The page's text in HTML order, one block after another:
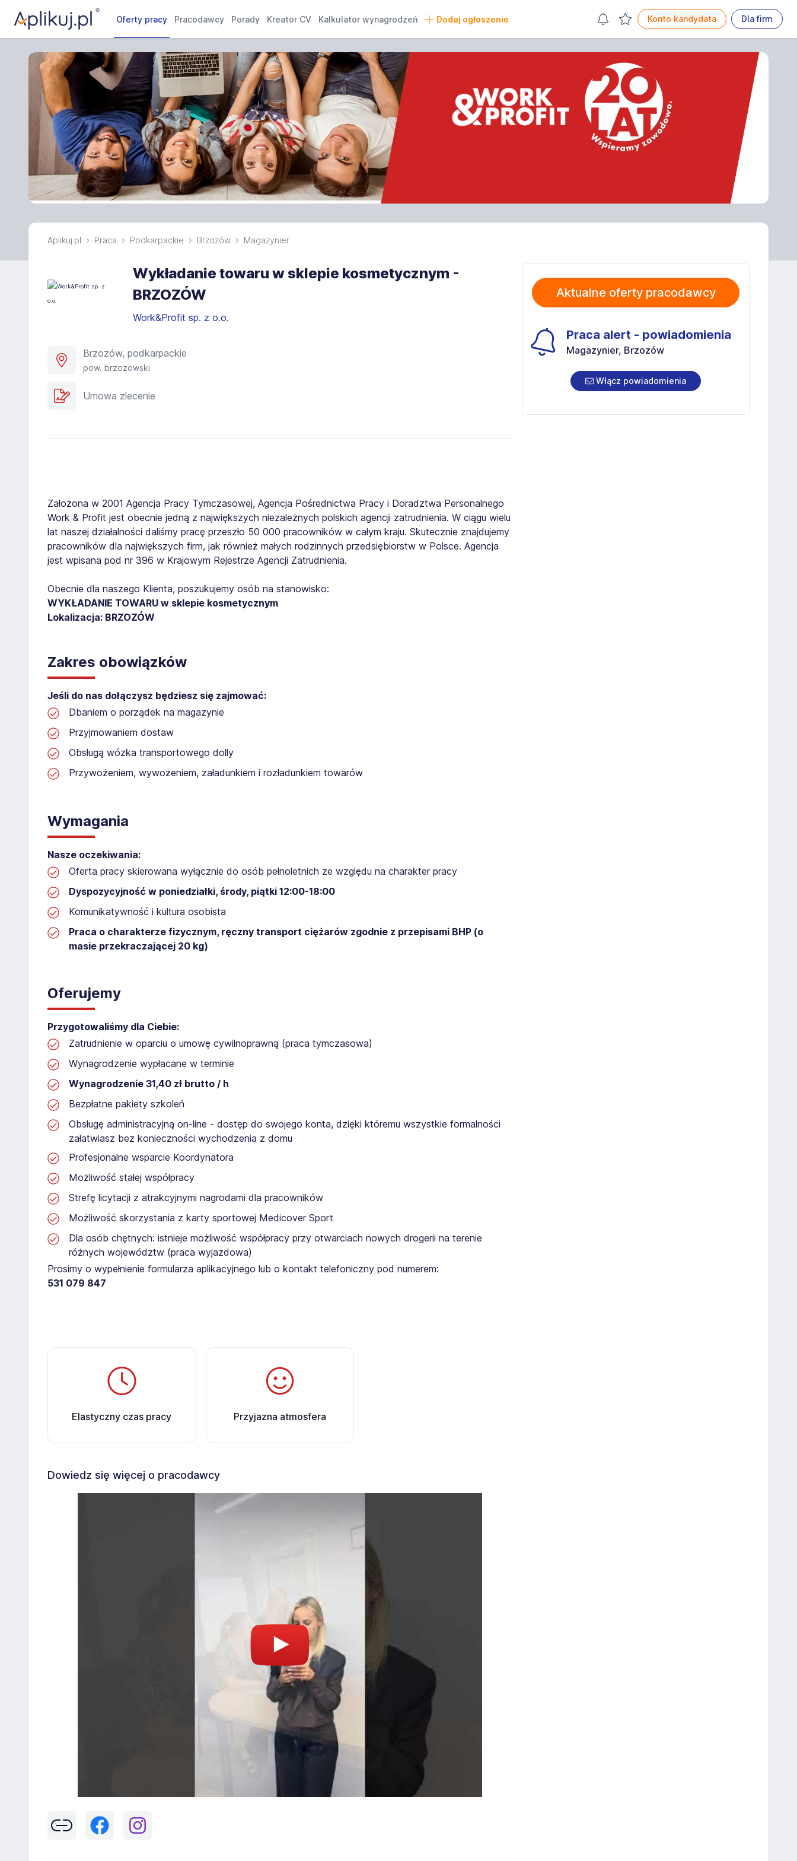
Oferty pracy Pracodawcy Porady Kreator CV Kalkulator wynagrodzeń Dodaj ogłoszenie Konto kandydata Dla firm
Aplikuj.pl Praca Podkarpackie Brzozów Magazynier
Wykładanie towaru w sklepie kosmetycznym -
BRZOZÓW​
Work&Profit sp. z o.o.
Brzozów, podkarpackie
pow. brzozowski
Umowa zlecenie
Założona w 2001 Agencja Pracy Tymczasowej, Agencja Pośrednictwa Pracy i Doradztwa Personalnego
Work & Profit jest obecnie jedną z największych niezależnych polskich agencji zatrudnienia. W ciągu wielu
lat naszej działalności daliśmy pracę przeszło 50 000 pracowników w całym kraju. Skutecznie znajdujemy
pracowników dla największych firm, jak również małych rodzinnych przedsiębiorstw w Polsce. Agencja
jest wpisana pod nr 396 w Krajowym Rejestrze Agencji Zatrudnienia.
Obecnie dla naszego Klienta, poszukujemy osób na stanowisko:
WYKŁADANIE TOWARU w sklepie kosmetycznym
Lokalizacja: BRZOZÓW
Zakres obowiązków
Jeśli do nas dołączysz będziesz się zajmować:
Dbaniem o porządek na magazynie
Przyjmowaniem dostaw
Obsługą wózka transportowego dolly
Przywożeniem, wywożeniem, załadunkiem i rozładunkiem towarów
Wymagania
Nasze oczekiwania:
Oferta pracy skierowana wyłącznie do osób pełnoletnich ze względu na charakter pracy
Dyspozycyjność w poniedziałki, środy, piątki 12:00-18:00​
Komunikatywność i kultura osobista
Praca o charakterze fizycznym, ręczny transport ciężarów zgodnie z przepisami BHP (o
masie przekraczającej 20 kg)
Oferujemy
Przygotowaliśmy dla Ciebie:
Zatrudnienie w oparciu o umowę cywilnoprawną (praca tymczasowa)
Wynagrodzenie wypłacane w terminie
Wynagrodzenie 31,40 zł brutto / h
Bezpłatne pakiety szkoleń
Obsługę administracyjną on-line - dostęp do swojego konta, dzięki któremu wszystkie formalności
załatwiasz bez konieczności wychodzenia z domu
Profesjonalne wsparcie Koordynatora
Możliwość stałej współpracy
Strefę licytacji z atrakcyjnymi nagrodami dla pracowników
Możliwość skorzystania z karty sportowej Medicover Sport
Dla osób chętnych: istnieje możliwość współpracy przy otwarciach nowych drogerii na terenie
różnych województw (praca wyjazdowa)
Prosimy o wypełnienie formularza aplikacyjnego lub o kontakt telefoniczny pod numerem:
531 079 847
Elastyczny czas pracy Przyjazna atmosfera
Dowiedz się więcej o pracodawcy
Aktualne oferty pracodawcy
Praca alert - powiadomienia
Magazynier, Brzozów
Włącz powiadomienia